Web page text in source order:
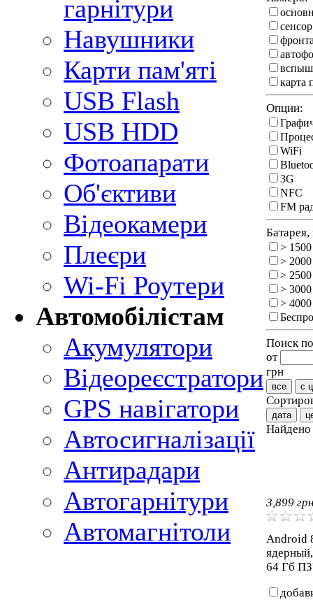
гарнітури
Навушники
Карти пам'яті
USB Flash
USB HDD
Фотоапарати
Об'єктиви
Відеокамери
Плеєри
Wi-Fi Роутери
Автомобілістам
Акумулятори
Відеореєстратори
GPS навігатори
Автосигналізації
Антирадари
Автогарнітури
Автомагнітоли
карта
Опции:
WiFi
3G
NFC
FM
> 1500
> 2000
> 2500
> 3000
> 4000
Поиск
от
грн
все с
дата
Найдено
3,899 грн
Android
64 Гб